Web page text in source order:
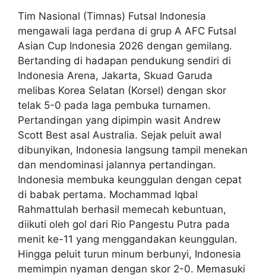
Tim Nasional (Timnas) Futsal Indonesia
mengawali laga perdana di grup A AFC Futsal
Asian Cup Indonesia 2026 dengan gemilang.
Bertanding di hadapan pendukung sendiri di
Indonesia Arena, Jakarta, Skuad Garuda
melibas Korea Selatan (Korsel) dengan skor
telak 5-0 pada laga pembuka turnamen.
Pertandingan yang dipimpin wasit Andrew
Scott Best asal Australia. Sejak peluit awal
dibunyikan, Indonesia langsung tampil menekan
dan mendominasi jalannya pertandingan.
Indonesia membuka keunggulan dengan cepat
di babak pertama. Mochammad Iqbal
Rahmattulah berhasil memecah kebuntuan,
diikuti oleh gol dari Rio Pangestu Putra pada
menit ke-11 yang menggandakan keunggulan.
Hingga peluit turun minum berbunyi, Indonesia
memimpin nyaman dengan skor 2-0. Memasuki